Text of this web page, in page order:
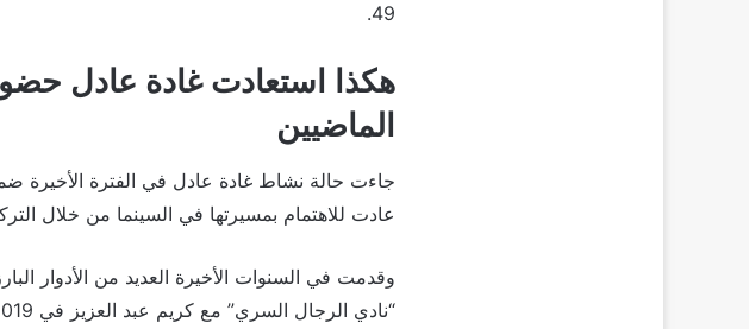
49.
هكذا استعادت غادة عادل
الماضيين
جاءت حالة نشاط غادة عادل في الفترة الأخيرة
عادت للاهتمام بمسيرتها في السينما من خلال
وقدمت في السنوات الأخيرة العديد من الأدوار